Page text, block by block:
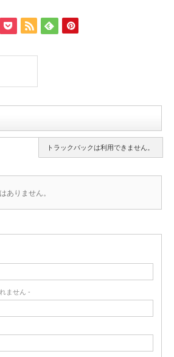
トラックバックは利用できません。
ありません。
ません -